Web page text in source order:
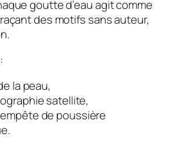
goutte d’eau agit comme
des motifs sans auteur,
la peau,
satellite,
de poussière